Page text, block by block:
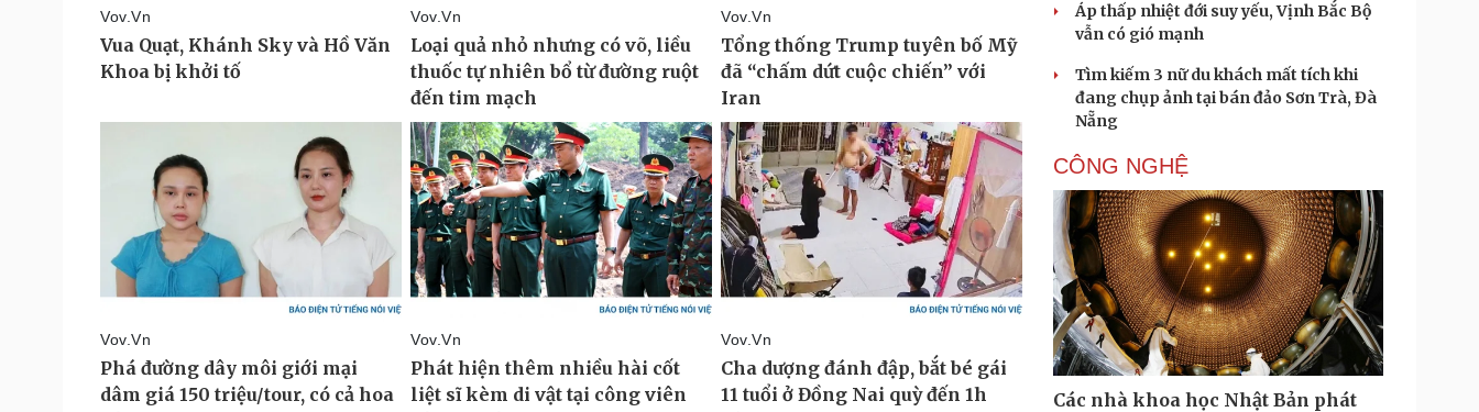
Áp thấp nhiệt đới suy yếu, Vịnh Bắc Bộ
vẫn có gió mạnh
Tìm kiếm 3 nữ du khách mất tích khi
đang chụp ảnh tại bán đảo Sơn Trà, Đà
Nẵng
CÔNG NGHỆ
Các nhà khoa học Nhật Bản phát